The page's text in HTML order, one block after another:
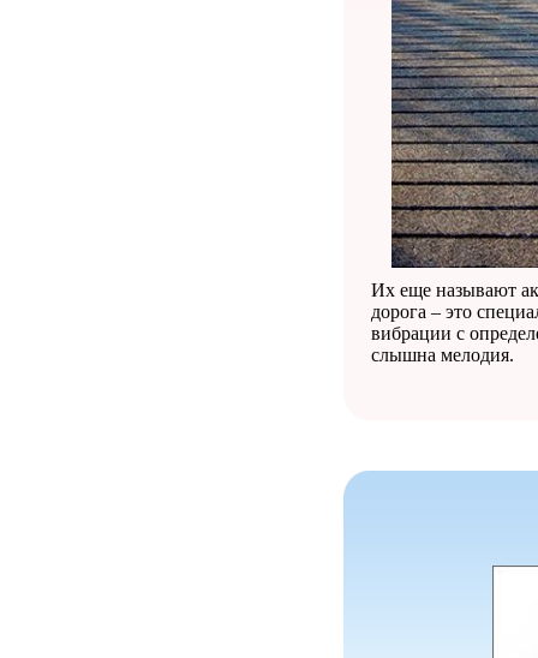
Их еще называют
дорога – это
вибрации с
слышна мелодия.